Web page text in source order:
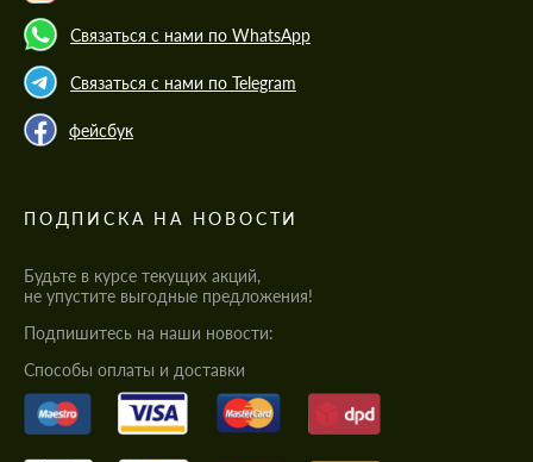
Связаться с нами по WhatsApp
Связаться с нами по Telegram
фейсбук
ПОДПИСКА НА НОВОСТИ
Будьте в курсе текущих акций,
не упустите выгодные предложения!
Подпишитесь на наши новости:
Cпособы оплаты и доставки